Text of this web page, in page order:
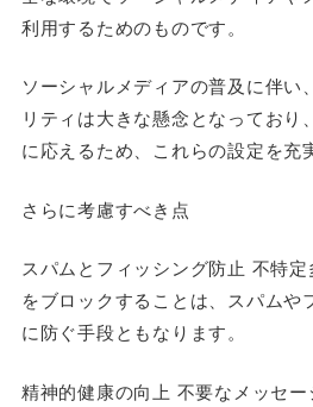
利用するためのものです。
ソーシャルメディアの普及に伴い
リティは大きな懸念となっており
に応えるため、これらの設定を充
さらに考慮すべき点
スパムとフィッシング防止 不特
をブロックすることは、スパムや
に防ぐ手段ともなります。
精神的健康の向上 不要なメッセ